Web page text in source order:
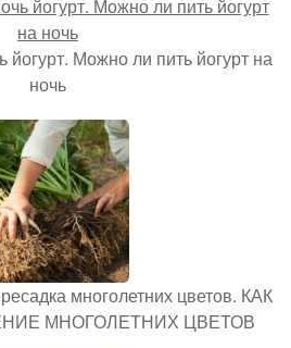
йогурт. Можно ли пить йогурт на
ночь
многолетних цветов. КАК
МНОГОЛЕТНИХ ЦВЕТОВ